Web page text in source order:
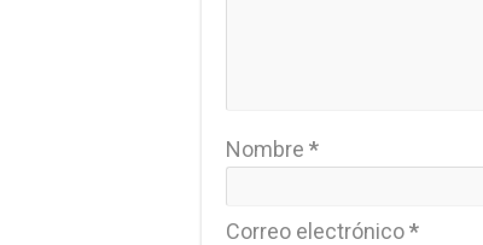
Nombre *
Correo electrónico*